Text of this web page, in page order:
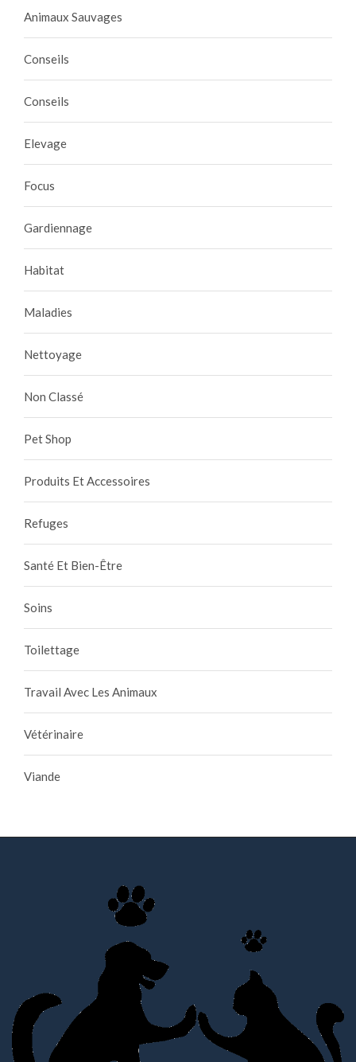
Animaux Sauvages
Conseils
Conseils
Elevage
Focus
Gardiennage
Habitat
Maladies
Nettoyage
Non Classé
Pet Shop
Produits Et Accessoires
Refuges
Santé Et Bien-Être
Soins
Toilettage
Travail Avec Les Animaux
Vétérinaire
Viande